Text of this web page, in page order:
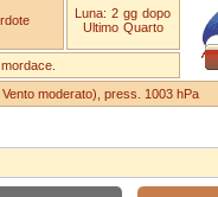
Luna: 2 gg dopo
Ultimo Quarto
moderato), press. 1003 hPa